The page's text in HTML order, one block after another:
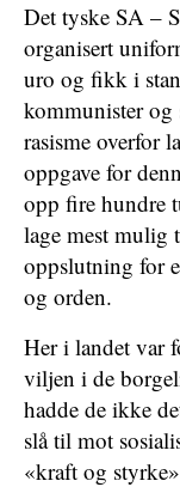
Det tyske SA –
organisert
uro og fikk i
kommunister og
rasisme overfor
oppgave for
opp fire hundre
lage mest mulig
oppslutning for
og orden.
Her i landet var
viljen i de
hadde de ikke
slå til mot
«kraft og